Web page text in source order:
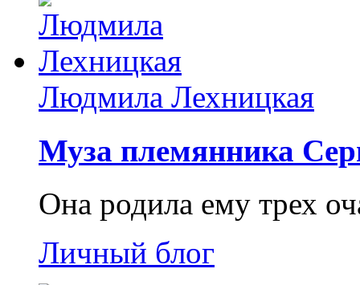
Людмила Лехницкая
Муза племянника
Она родила ему трех
Личный блог